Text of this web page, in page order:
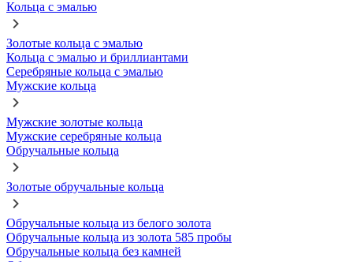
Кольца с эмалью
Золотые кольца с эмалью
Кольца с эмалью и бриллиантами
Серебряные кольца с эмалью
Мужские кольца
Мужские золотые кольца
Мужские серебряные кольца
Обручальные кольца
Золотые обручальные кольца
Обручальные кольца из белого золота
Обручальные кольца из золота 585 пробы
Обручальные кольца без камней